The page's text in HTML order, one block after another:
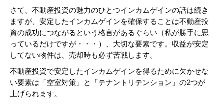
さて、不動産投資の魅力のひとつインカムゲインの話は続き
ますが、安定したインカムゲインを確保することは不動産投
資の成功につながるという格言があるぐらい（私が勝手に思
っているだけですが・・・）、大切な要素です。収益が安定
してない物件は、売却時も必ず苦戦します。
不動産投資で安定したインカムゲインを得るために欠かせな
い要素は「空室対策」と「テナントリテンション」の2つが
上げられます。